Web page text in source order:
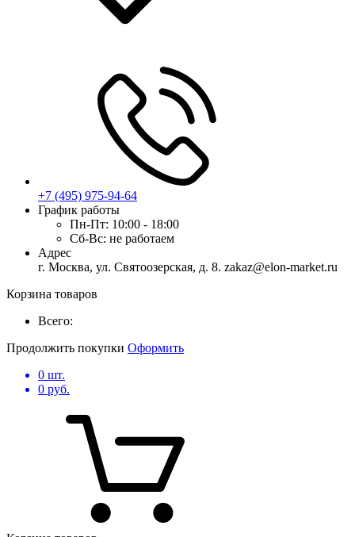
+7 (495) 975-94-64
График работы
Пн-Пт: 10:00 - 18:00
Сб-Вс: не работаем
Адрес
г. Москва, ул. Святоозерская, д. 8. zakaz@elon-market.ru
Корзина товаров
Всего:
Продолжить покупки Оформить
0 шт.
0 руб.